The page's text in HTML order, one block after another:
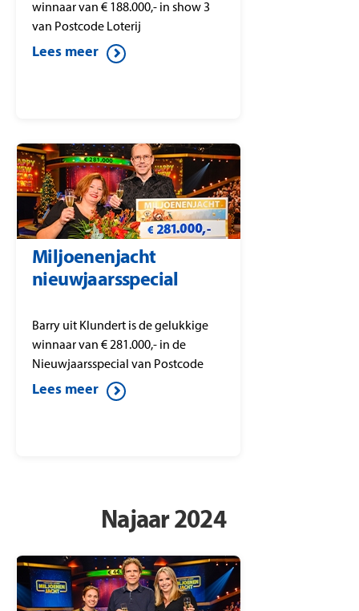
winnaar van € 188.000,- in show 3
van Postcode Loterij
Miljoenenjacht.
Lees meer
Miljoenenjacht
nieuwjaarsspecial
Barry uit Klundert is de gelukkige
winnaar van € 281.000,- in de
Nieuwjaarsspecial van Postcode
Loterij Miljoenenjacht.
Lees meer
Najaar 2024